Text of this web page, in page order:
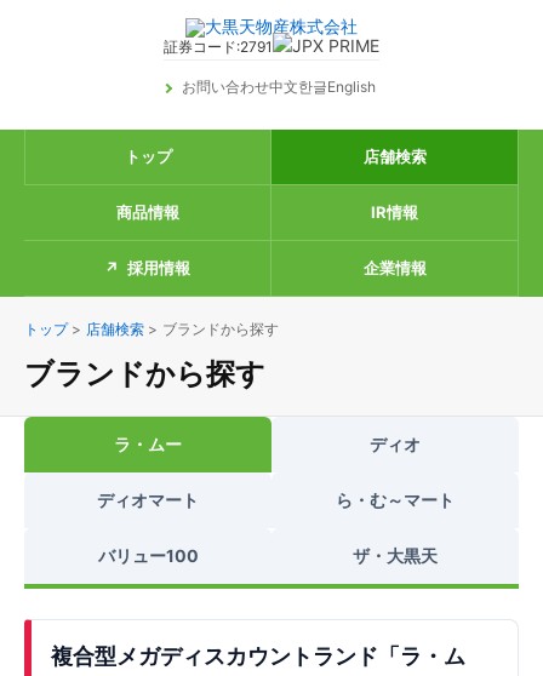
証券コード:2791
お問い合わせ中文한글English
トップ 店舗検索
商品情報 IR情報
採用情報 企業情報
トップ> 店舗検索 > ブランドから探す
ブランドから探す
ラ・ムー ディオ
ディオマート ら・む～マート
バリュー100 ザ・大黒天
複合型メガディスカウントランド「ラ・ム